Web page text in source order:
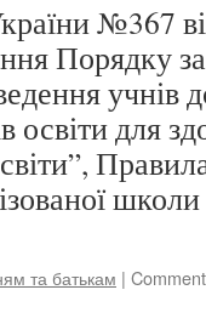
p. №367
Порядку
учнів
освіти для
та батькам |